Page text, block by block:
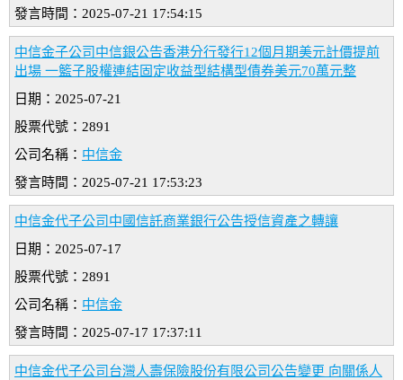
發言時間：2025-07-21 17:54:15
中信金子公司中信銀公告香港分行發行12個月期美元計價提前
出場 一籃子股權連結固定收益型結構型債券美元70萬元整
日期：2025-07-21
股票代號：2891
公司名稱： 中信金
發言時間：2025-07-21 17:53:23
中信金代子公司中國信託商業銀行公告授信資產之轉讓
日期：2025-07-17
股票代號：2891
公司名稱： 中信金
發言時間：2025-07-17 17:37:11
中信金代子公司台灣人壽保險股份有限公司公告變更 向關係人